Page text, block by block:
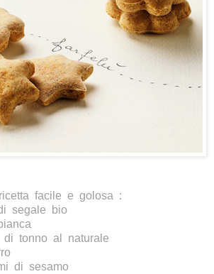
facile e golosa :
segale bio
di tonno al naturale
di sesamo